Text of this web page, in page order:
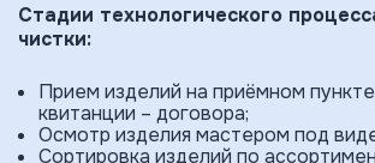
Стадии технологического
чистки:
Прием изде­лий на приёмном
квитанции – договора;
Осмотр изделия мастером под
Сортировка изделий по